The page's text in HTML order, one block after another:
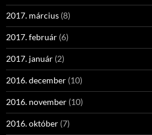
2017. március (8)
2017. február (6)
2017. január (2)
2016. december (10)
2016. november (10)
2016. október (7)